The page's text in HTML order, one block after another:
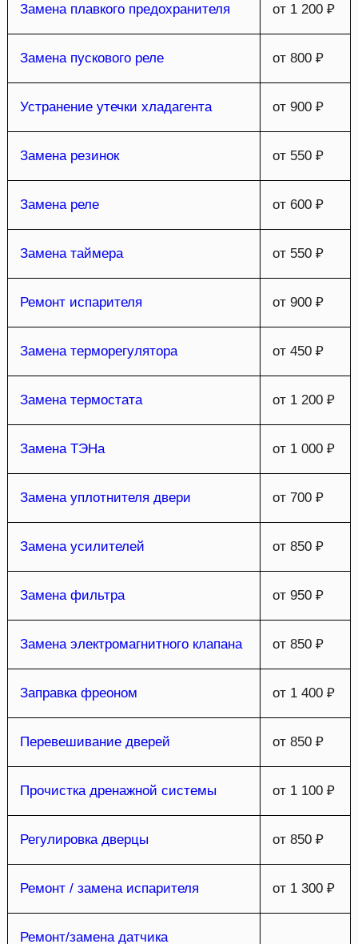
Замена плавкого предохранителя от 1 200 ₽
Замена пускового реле от 800 ₽
Устранение утечки хладагента от 900 ₽
Замена резинок от 550 ₽
Замена реле от 600 ₽
Замена таймера от 550 ₽
Ремонт испарителя от 900 ₽
Замена терморегулятора от 450 ₽
Замена термостата от 1 200 ₽
Замена ТЭНа от 1 000 ₽
Замена уплотнителя двери от 700 ₽
Замена усилителей от 850 ₽
Замена фильтра от 950 ₽
Замена электромагнитного клапана от 850 ₽
Заправка фреоном от 1 400 ₽
Перевешивание дверей от 850 ₽
Прочистка дренажной системы от 1 100 ₽
Регулировка дверцы от 850 ₽
Ремонт / замена испарителя от 1 300 ₽
Ремонт/замена датчика